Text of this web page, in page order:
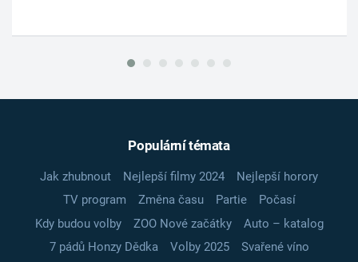
Populární témata
Jak zhubnout Nejlepší filmy 2024
Nejlepší horory
TV program
Změna času Partie
Počasí
Kdy budou volby
ZOO Nové začátky
Auto – katalog
7 pádů Honzy Dědka
Volby 2025
Svařené víno